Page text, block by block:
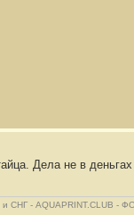
Дела не в
и СНГ - AQUAPRINT.CLUB -